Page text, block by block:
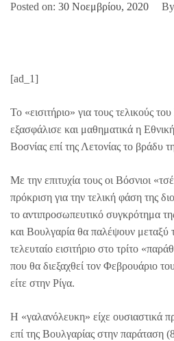
Posted on: 30 Νοεμβρίου, 2020
[ad_1]
Το «εισιτήριο» για τους τελικούς
εξασφάλισε και μαθηματικά η
Βοσνίας επί της Λετονίας το βράδυ
Με την επιτυχία τους οι Βόσνιοι
πρόκριση για την τελική φάση της
το αντιπροσωπευτικό συγκρότημα
και Βουλγαρία θα παλέψουν μεταξύ
τελευταίο εισιτήριο στο τρίτο
που θα διεξαχθεί τον Φεβρουάριο
είτε στην Ρίγα.
Η «γαλανόλευκη» είχε ουσιαστικά
επί της Βουλγαρίας στην παράταση